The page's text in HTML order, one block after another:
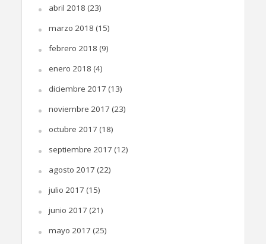
abril 2018 (23)
marzo 2018 (15)
febrero 2018 (9)
enero 2018 (4)
diciembre 2017 (13)
noviembre 2017 (23)
octubre 2017 (18)
septiembre 2017 (12)
agosto 2017 (22)
julio 2017 (15)
junio 2017 (21)
mayo 2017 (25)